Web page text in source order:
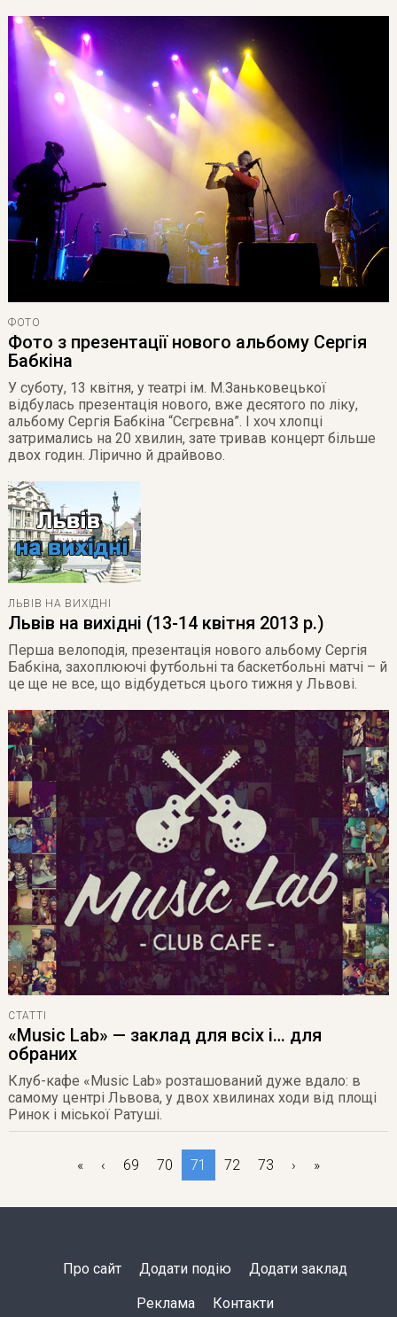
ФОТО
Фото з презентації нового альбому Сергія
Бабкіна
У суботу, 13 квітня, у театрі ім. М.Заньковецької
відбулась презентація нового, вже десятого по ліку,
альбому Сергія Бабкіна “Сєгрєвна”. І хоч хлопці
затримались на 20 хвилин, зате тривав концерт більше
двох годин. Лірично й драйвово.
ЛЬВІВ НА ВИХІДНІ
Львів на вихідні (13-14 квітня 2013 р.)
Перша велоподія, презентація нового альбому Сергія
Бабкіна, захоплюючі футбольні та баскетбольні матчі – й
це ще не все, що відбудеться цього тижня у Львові.
СТАТТІ
«Music Lab» — заклад для всіх і… для
обраних
Клуб-кафе «Music Lab» розташований дуже вдало: в
самому центрі Львова, у двох хвилинах ходи від площі
Ринок і міської Ратуші.
« ‹ 69 70 71 72 73 › »
Про сайт Додати подію Додати заклад
Реклама Контакти